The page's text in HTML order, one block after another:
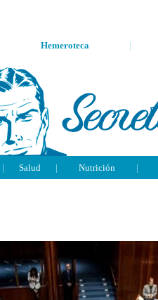
Hemeroteca |
| Salud | Nutrición |